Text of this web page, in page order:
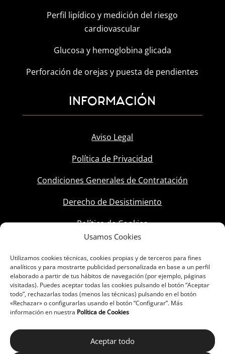
Usamos Cookies
Utilizamos cookies técnicas, cookies propias y de terceros para fines
analíticos y para mostrarte publicidad personalizada en base a un perfil
elaborado a partir de tus hábitos de navegación (por ejemplo, páginas
visitadas). Puedes aceptar todas las cookies pulsando el botón “Aceptar
todo”, rechazarlas todas (menos las técnicas) pulsando en el botón
«Rechazar» o configurarlas usando el botón “Configurar”. Más
información en nuestra Política de Cookies
Aceptar todo
Perfil lipídico y medición del riesgo
cardiovascular
Glucosa y hemoglobina glicada
Perforación de orejas y puesta de pendientes
INFORMACIÓN
Aviso Legal
Política de Privacidad
Condiciones Generales de Contratación
Derecho de Desistimiento
Política de Cookies